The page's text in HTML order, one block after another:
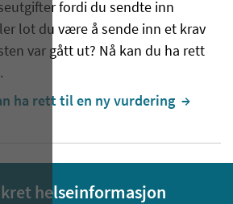
fordi du sendte inn
lot du være å sende inn et krav
var gått ut? Nå kan du ha rett
ha rett til en ny vurdering
  →
helseinformasjon